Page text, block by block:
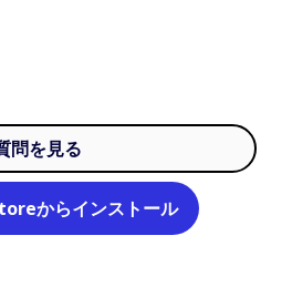
問を見る
からインストール